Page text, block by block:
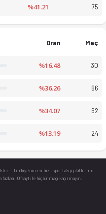
%41.21 75
Oran Maç
%16.48 30
%36.26 66
%34.07 62
%13.19 24
— Türkiye’nin en hızlı spor takip platformu.
Ofsayt ile hiçbir maçı kaçırmayın.